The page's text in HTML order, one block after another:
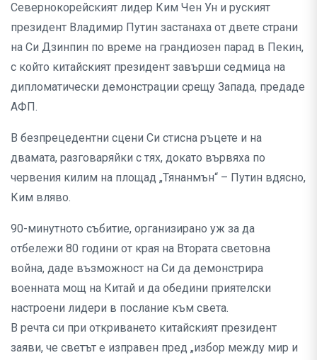
Севернокорейският лидер Ким Чен Ун и руският
президент Владимир Путин застанаха от двете страни
на Си Дзинпин по време на грандиозен парад в Пекин,
с който китайският президент завърши седмица на
дипломатически демонстрации срещу Запада, предаде
АФП.
В безпрецедентни сцени Си стисна ръцете и на
двамата, разговаряйки с тях, докато вървяха по
червения килим на площад „Тянанмън“ – Путин вдясно,
Ким вляво.
90-минутното събитие, организирано уж за да
отбележи 80 години от края на Втората световна
война, даде възможност на Си да демонстрира
военната мощ на Китай и да обедини приятелски
настроени лидери в послание към света.
В речта си при откриването китайският президент
заяви, че светът е изправен пред „избор между мир и